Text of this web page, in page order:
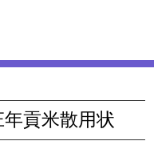
貢米散用状